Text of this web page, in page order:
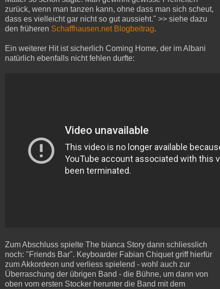
zurück, wenn man tanzen kann, ohne dass man sich scheut,
dass es vielleicht gar nicht so gut aussieht." >> siehe dazu
den früheren Schaffhausen.net Blogbeitrag.
Ein weiterer Hit ist sicherlich Coming Home, der im Albani
natürlich ebenfalls nicht fehlen durfte:
Zum Abschluss spielte The bianca Story dann schliesslich
noch: "Friends Bar". Keyboarder Fabian Chiquet griff hierfür
zum Akkordeon und verliess spielend - wohl auch zur
Überraschung der übrigen Band - die Bühne, um dann von
oben vom ersten Stocker herunter die Band mit dem